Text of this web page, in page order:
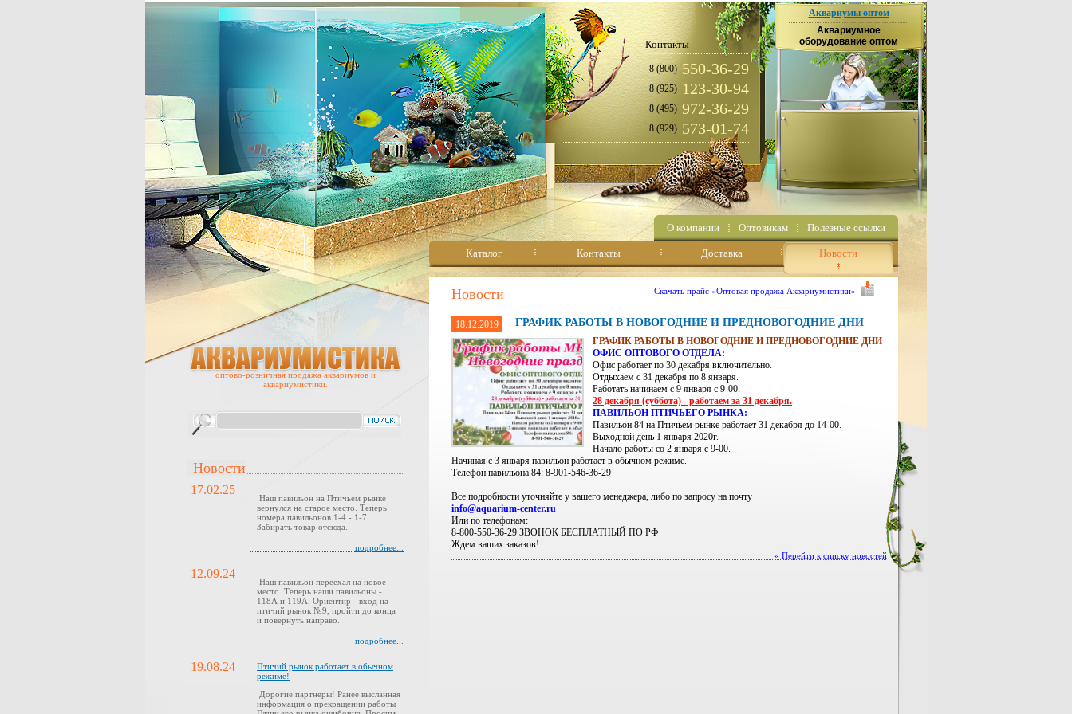
Контакты
8 (800) 550-36-29
8 (925) 123-30-94
8 (495) 972-36-29
8 (929) 573-01-74
Аквариумы оптом
Аквариумное
оборудование оптом
О компании Оптовикам Полезные ссылки
Каталог Контакты Доставка Новости
Новости Скачать прайс «Оптовая продажа Аквариумистики»
18.12.2019 ГРАФИК РАБОТЫ В НОВОГОДНИЕ И ПРЕДНОВОГОДНИЕ ДНИ
ГРАФИК РАБОТЫ В НОВОГОДНИЕ И ПРЕДНОВОГОДНИЕ ДНИ
ОФИС ОПТОВОГО ОТДЕЛА:
Офис работает по 30 декабря включительно.
Отдыхаем с 31 декабря по 8 января.
Работать начинаем с 9 января с 9-00.
28 декабря (суббота) - работаем за 31 декабря.
ПАВИЛЬОН ПТИЧЬЕГО РЫНКА:
Павильон 84 на Птичьем рынке работает 31 декабря до 14-00.
Выходной день 1 января 2020г.
Начало работы со 2 января с 9-00.
Начиная с 3 января павильон работает в обычном режиме.
Телефон павильона 84: 8-901-546-36-29
Все подробности уточняйте у вашего менеджера, либо по запросу на почту
info@aquarium-center.ru
Или по телефонам:
8-800-550-36-29 ЗВОНОК БЕСПЛАТНЫЙ ПО РФ
Ждем ваших заказов!
« Перейти к списку новостей
оптово-розничная продажа аквариумов и
аквариумистики.
Новости
17.02.25
Наш павильон на Птичьем рынке
вернулся на старое место. Теперь
номера павильонов 1-4 - 1-7.
Забирать товар отсюда.
подробнее...
12.09.24
Наш павильон переехал на новое
место. Теперь наши павильоны -
118А и 119А. Ориентир - вход на
птичий рынок №9, пройти до конца
и повернуть направо.
подробнее...
19.08.24
Птичий рынок работает в обычном
режиме!
Дорогие партнеры! Ранее высланная
информация о прекращении работы